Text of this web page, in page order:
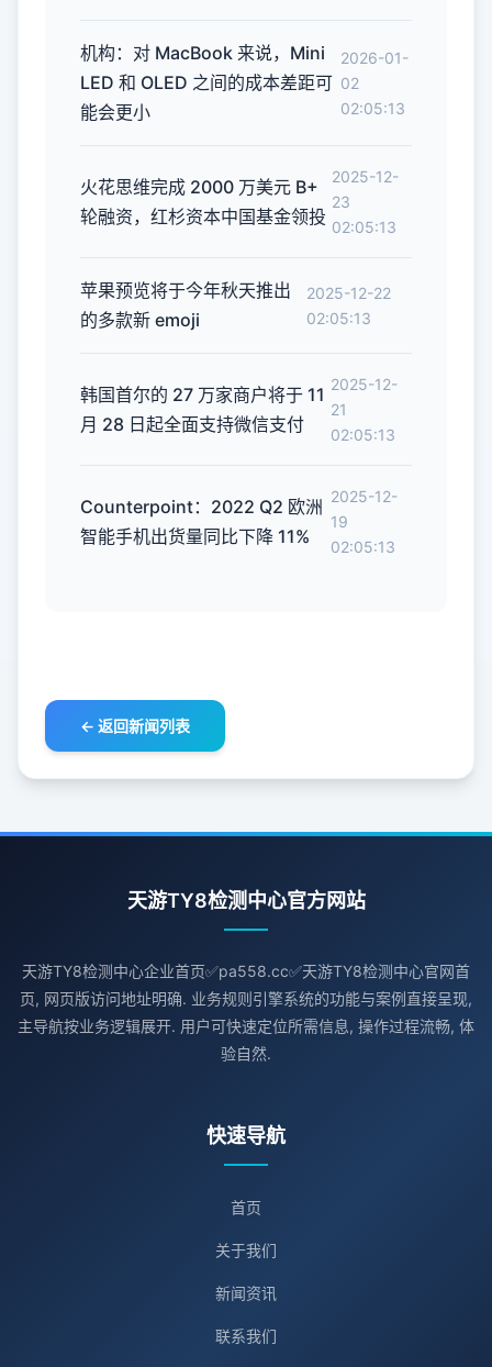
机构：对 MacBook 来说，Mini
LED 和 OLED 之间的成本差距可
能会更小
2026-01-
02
02:05:13
火花思维完成 2000 万美元 B+
轮融资，红杉资本中国基金领投
2025-12-
23
02:05:13
苹果预览将于今年秋天推出
的多款新 emoji
2025-12-22
02:05:13
韩国首尔的 27 万家商户将于 11
月 28 日起全面支持微信支付
2025-12-
21
02:05:13
Counterpoint：2022 Q2 欧洲
智能手机出货量同比下降 11%
2025-12-
19
02:05:13
← 返回新闻列表
天游TY8检测中心官方网站
天游TY8检测中心企业首页✅pa558.cc✅天游TY8检测中心官网首
页, 网页版访问地址明确. 业务规则引擎系统的功能与案例直接呈现,
主导航按业务逻辑展开. 用户可快速定位所需信息, 操作过程流畅, 体
验自然.
快速导航
首页
关于我们
新闻资讯
联系我们